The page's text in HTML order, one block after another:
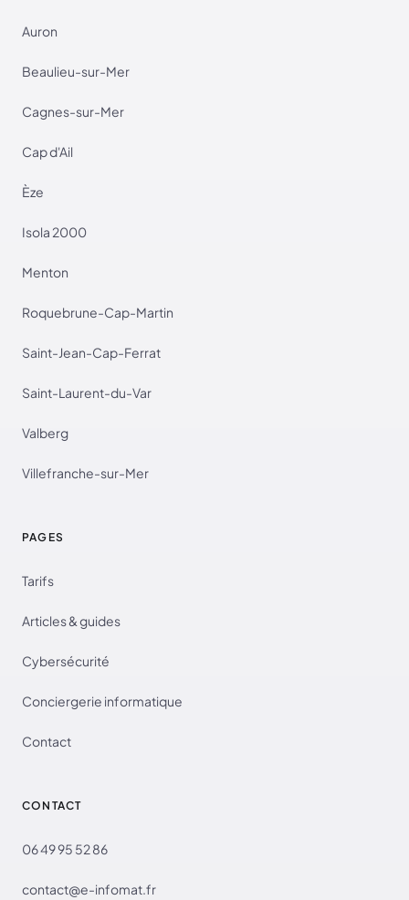
Auron
Beaulieu-sur-Mer
Cagnes-sur-Mer
Cap d'Ail
Èze
Isola 2000
Menton
Roquebrune-Cap-Martin
Saint-Jean-Cap-Ferrat
Saint-Laurent-du-Var
Valberg
Villefranche-sur-Mer
PAGES
Tarifs
Articles & guides
Cybersécurité
Conciergerie informatique
Contact
CONTACT
06 49 95 52 86
contact@e-infomat.fr